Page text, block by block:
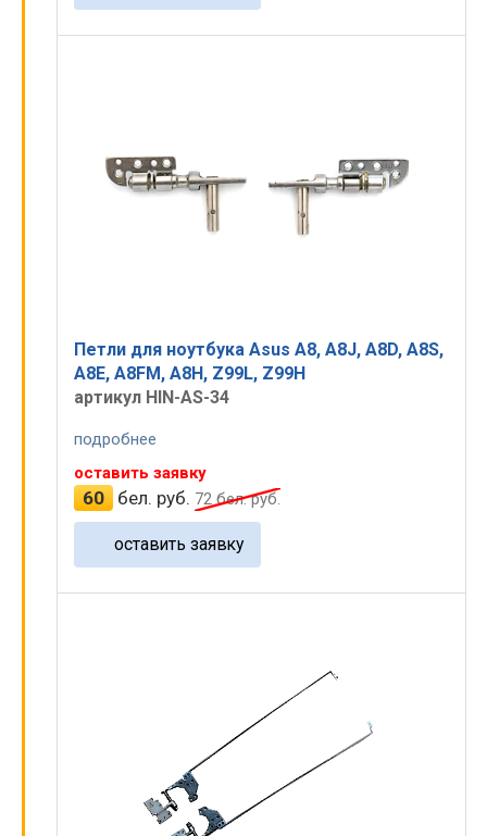
Петли для ноутбука Asus A8, A8J, A8D, A8S,
A8E, A8FM, A8H, Z99L, Z99H
артикул HIN-AS-34
подробнее
оставить заявку
60 бел. руб. 72бел. руб.
оставить заявку